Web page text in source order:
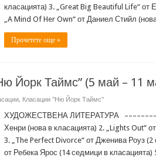
класацията) 3. „Great Big Beautiful Life“
„A Mind Of Her Own“ от Даниел Стийл
Прочетете още »
Йорк Таймс” (5 май – 11
, Класации "Ню Йорк Таймс"
ХУДОЖЕСТВЕНА ЛИТЕРАТУРА
Хенри (нова в класацията) 2. „Lights Out“
3. „The Perfect Divorce“ от Дженива Роуз
от Ребека Ярос (14 седмици в